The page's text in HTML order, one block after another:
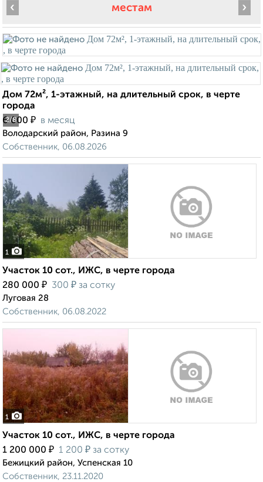
местам
2/8
‹ ›
Дом 72м², 1-этажный, на длительный срок, в черте
города
6 000 ₽ в месяц
Володарский район, Разина 9
Собственник, 06.08.2026
1
Участок 10 сот., ИЖС, в черте города
280 000 ₽ 300 ₽ за сотку
Луговая 28
Собственник, 06.08.2022
1
Участок 10 сот., ИЖС, в черте города
1 200 000 ₽ 1 200 ₽ за сотку
Бежицкий район, Успенская 10
Собственник, 23.11.2020